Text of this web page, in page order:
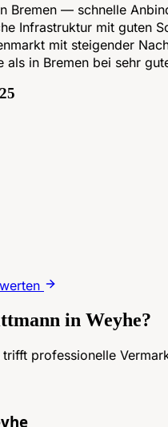
Bremen — schnelle
Infrastruktur mit guten
mit steigender
als in Bremen bei sehr
in Weyhe?
trifft professionelle